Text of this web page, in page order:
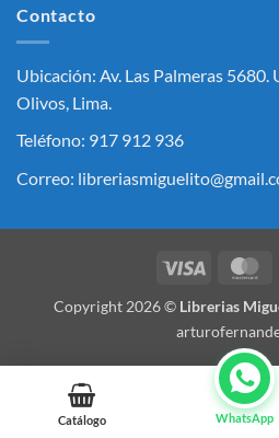
Contacto
Ubicación: Av. Las Palmeras
Olivos, Lima.
Teléfono: 917 912 936
Correo:
Catálogo WhatsApp
Visa
Copyright 2026 © Librerias